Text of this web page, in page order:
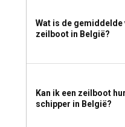
Wat is de
zeilboot in België?
Kan ik een zeilboot
schipper in België?